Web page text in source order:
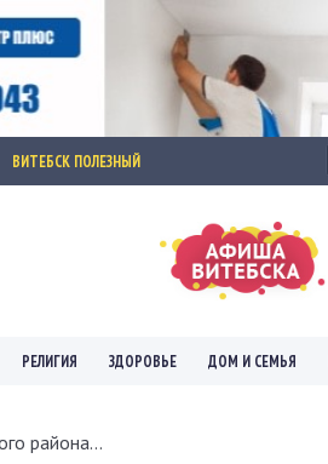
ВИТЕБСК ПОЛЕЗНЫЙ
РЕЛИГИЯ ЗДОРОВЬЕ ДОМ И СЕМЬЯ
района...